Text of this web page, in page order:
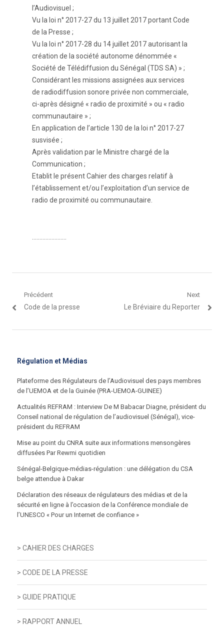
l’Audiovisuel ;
Vu la loi n° 2017-27 du 13 juillet 2017 portant Code
de la Presse ;
Vu la loi n° 2017-28 du 14 juillet 2017 autorisant la
création de la société autonome dénommée «
Société de Télédiffusion du Sénégal (TDS SA) » ;
Considérant les missions assignées aux services
de radiodiffusion sonore privée non commerciale,
ci-après désigné « radio de proximité » ou « radio
communautaire » ;
En application de l’article 130 de la loi n° 2017-27
susvisée ;
Après validation par le Ministre chargé de la
Communication ;
Etablit le présent Cahier des charges relatif à
l’établissement et/ou l’exploitation d’un service de
radio de proximité ou communautaire.
.......................
Navigation
l’article
Précédent
Article
:
Code de la presse
Next
Article
:
Le Bréviaire du Reporter
Régulation et Médias
Plateforme des Régulateurs de l’Audiovisuel des pays membres
de l’UEMOA et de la Guinée (PRA-UEMOA-GUINEE)
Actualités REFRAM : Interview De M Babacar Diagne, président du
Conseil national de régulation de l’audiovisuel (Sénégal), vice-
président du REFRAM
Mise au point du CNRA suite aux informations mensongères
diffusées Par Rewmi quotidien
Sénégal-Belgique-médias-régulation : une délégation du CSA
belge attendue à Dakar
Déclaration des réseaux de régulateurs des médias et de la
sécurité en ligne à l’occasion de la Conférence mondiale de
l’UNESCO « Pour un Internet de confiance »
> CAHIER DES CHARGES
> CODE DE LA PRESSE
> GUIDE PRATIQUE
> RAPPORT ANNUEL